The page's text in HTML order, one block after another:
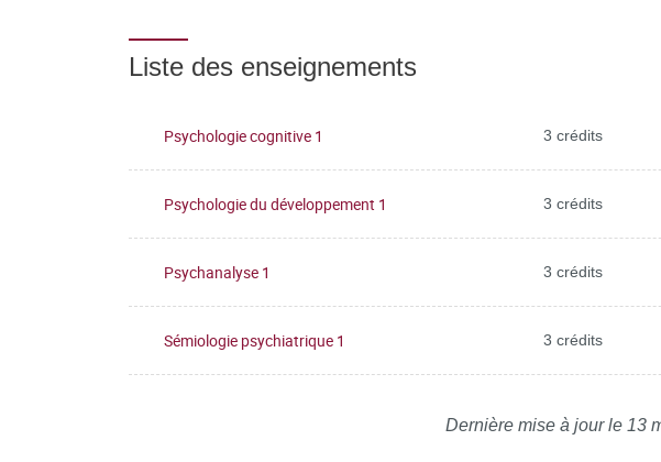
Liste des enseignements
Psychologie cognitive 1 3 crédits
Psychologie du développement 1 3 crédits
Psychanalyse 1 3 crédits
Sémiologie psychiatrique 1 3 crédits
Dernière mise à jour le 13